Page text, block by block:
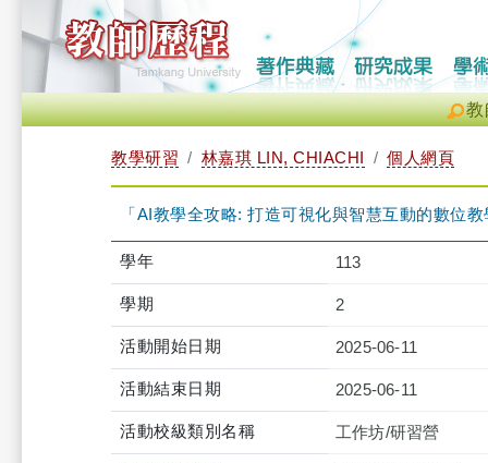
教
教學研習 林嘉琪 LIN, CHIACHI 個人網頁
「AI教學全攻略: 打造可視化與智慧互動的數位
學年 113
學期 2
活動開始日期 2025-06-11
活動結束日期 2025-06-11
活動校級類別名稱 工作坊/研習營